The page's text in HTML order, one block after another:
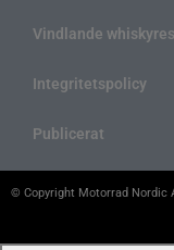
Vindlande
Integritetspolicy
Publicerat
© Copyright Motorrad Nordic